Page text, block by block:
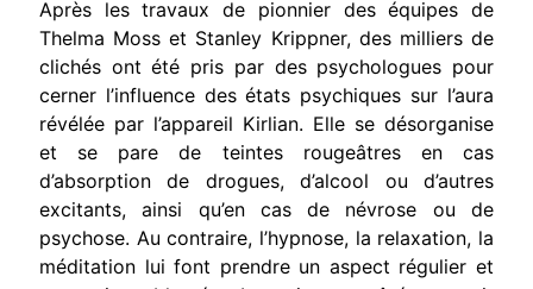
Après les travaux de pionnier des équipes de
Thelma Moss et Stan­ley Krippner, des milliers de
clichés ont été pris par des psycholo­gues pour
cerner l’influence des états psychiques sur l’aura
révélée par l’appareil Kirlian. Elle se désorganise
et se pare de teintes rougeâtres en cas
d’absorption de drogues, d’alcool ou d’autres
excitants, ainsi qu’en cas de névrose ou de
psychose. Au contraire, l’hypnose, la relaxation, la
méditation lui font prendre un aspect régulier et